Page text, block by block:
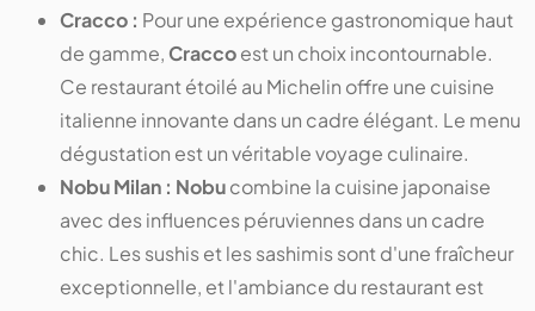
Cracco : Pour une expérience gastronomique haut
de gamme, Craccoest un choix incontournable.
Ce restaurant étoilé au Michelin offre une cuisine
italienne innovante dans un cadre élégant. Le menu
dégustation est un véritable voyage culinaire​​​​​​.
Nobu Milan : Nobucombine la cuisine japonaise
avec des influences péruviennes dans un cadre
chic. Les sushis et les sashimis sont d'une fraîcheur
exceptionnelle, et l'ambiance du restaurant est